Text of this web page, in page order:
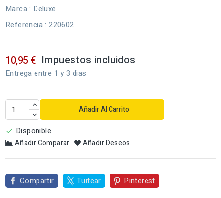
Marca : Deluxe
Referencia : 220602
10,95 € Impuestos incluidos
Entrega entre 1 y 3 dias
Añadir Al Carrito
 Disponible
Añadir Comparar Añadir Deseos
Compartir Tuitear Pinterest